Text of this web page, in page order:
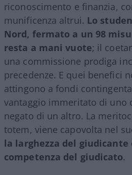
riconoscimento e finanzia,
munificenza altrui. Lo
Nord, fermato a un 98
resta a mani vuote; il
una commissione prodiga
precedenze. E quei benefici
attingono a fondi
vantaggio immeritato di uno
negato di un altro. La
totem, viene capovolta nel
la larghezza del giudicante
competenza del giudicato.